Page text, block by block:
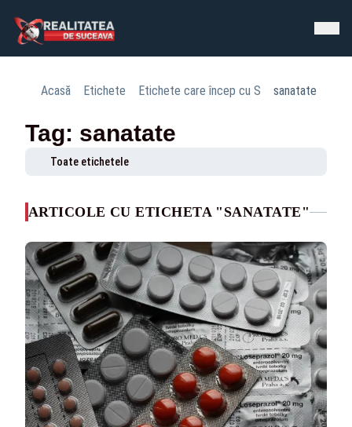
Acasă Etichete Etichete care încep cu S sanatate
Tag: sanatate
Toate etichetele
ARTICOLE CU ETICHETA "SANATATE"